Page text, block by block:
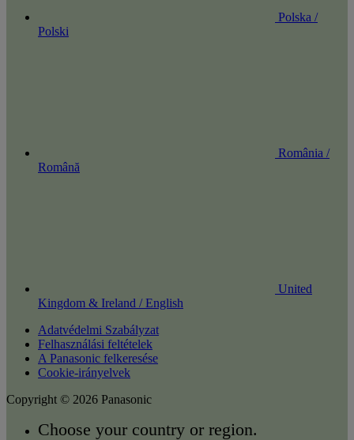
Polska /
Polski
România /
Română
United
Kingdom & Ireland / English
Adatvédelmi Szabályzat
Felhasználási feltételek
A Panasonic felkeresése
Cookie-irányelvek
Copyright © 2026 Panasonic
Choose your country or region.